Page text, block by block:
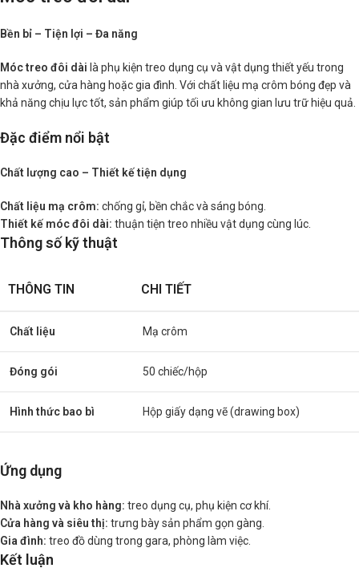
Bền bỉ – Tiện lợi – Đa năng
Móc treo đôi dài là phụ kiện treo dụng cụ và vật dụng thiết yếu trong
nhà xưởng, cửa hàng hoặc gia đình. Với chất liệu mạ crôm bóng đẹp và
khả năng chịu lực tốt, sản phẩm giúp tối ưu không gian lưu trữ hiệu quả.
Đặc điểm nổi bật
Chất lượng cao – Thiết kế tiện dụng
Chất liệu mạ crôm: chống gỉ, bền chắc và sáng bóng.
Thiết kế móc đôi dài: thuận tiện treo nhiều vật dụng cùng lúc.
Thông số kỹ thuật
THÔNG TIN CHI TIẾT
Chất liệu Mạ crôm
Đóng gói 50 chiếc/hộp
Hình thức bao bì Hộp giấy dạng vẽ (drawing box)
Ứng dụng
Nhà xưởng và kho hàng: treo dụng cụ, phụ kiện cơ khí.
Cửa hàng và siêu thị: trưng bày sản phẩm gọn gàng.
Gia đình: treo đồ dùng trong gara, phòng làm việc.
Kết luận